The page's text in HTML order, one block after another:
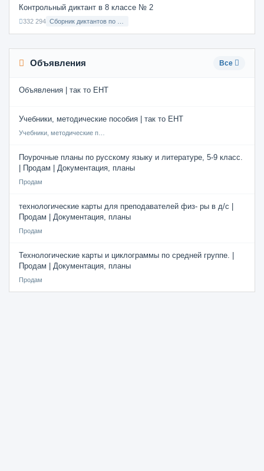
Контрольный диктант в 8 классе № 2
332 294
Объявления Все
Объявления | так то ЕНТ
Учебники, методические пособия | так то ЕНТ
Поурочные планы по русскому языку и литературе, 5-9 класс.
| Продам | Документация, планы
Продам
технологические карты для преподавателей физ- ры в д/с |
Продам | Документация, планы
Продам
Технологические карты и циклограммы по средней группе. |
Продам | Документация, планы
Продам